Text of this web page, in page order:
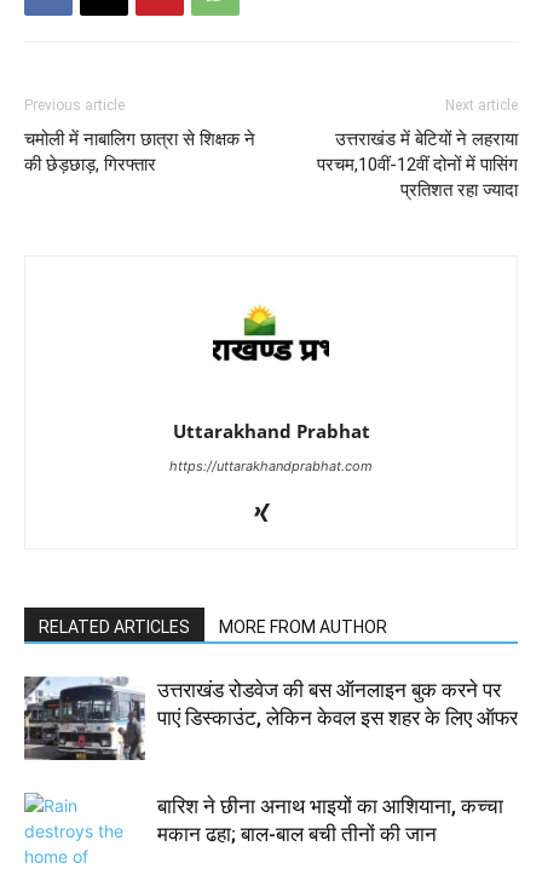
Previous article
चमोली में नाबालिग छात्रा से शिक्षक ने
की छेड़छाड़, गिरफ्तार
Next article
उत्तराखंड में बेटियों ने लहराया
परचम,10वीं-12वीं दोनों में पासिंग
प्रतिशत रहा ज्यादा
Uttarakhand Prabhat
https://uttarakhandprabhat.com
RELATED ARTICLES MORE FROM AUTHOR
उत्तराखंड रोडवेज की बस ऑनलाइन बुक करने पर
पाएं डिस्काउंट, लेकिन केवल इस शहर के लिए ऑफर
बारिश ने छीना अनाथ भाइयों का आशियाना, कच्चा
मकान ढहा; बाल-बाल बची तीनों की जान